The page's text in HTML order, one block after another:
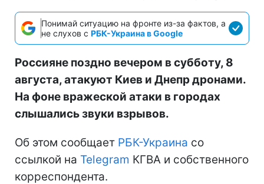
Понимай ситуацию на фронте из-за фактов, а
не слухов с РБК-Украина в Google
Россияне поздно вечером в субботу, 8
августа, атакуют Киев и Днепр дронами.
На фоне вражеской атаки в городах
слышались звуки взрывов.
Об этом сообщает РБК-Украина со
ссылкой на Telegram КГВА и собственного
корреспондента.